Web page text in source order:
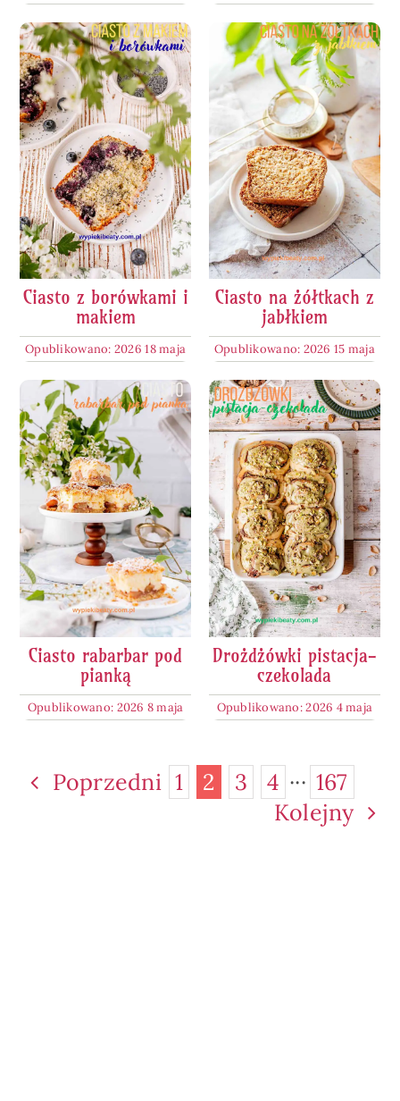
Ciasto z borówkami i
makiem
Opublikowano: 2026 18 maja
Ciasto na żółtkach z
jabłkiem
Opublikowano: 2026 15 maja
Ciasto rabarbar pod
pianką
Opublikowano: 2026 8 maja
Drożdżówki pistacja-
czekolada
Opublikowano: 2026 4 maja
Poprzedni 1 2 3 4 ··· 167
Kolejny